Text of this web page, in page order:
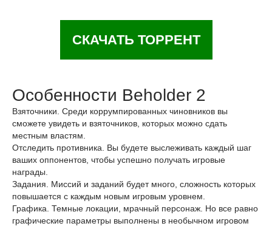
СКАЧАТЬ ТОРРЕНТ
Особенности Beholder 2
Взяточники. Среди коррумпированных чиновников вы
сможете увидеть и взяточников, которых можно сдать
местным властям.
Отследить противника. Вы будете выслеживать каждый шаг
ваших оппонентов, чтобы успешно получать игровые
награды.
Задания. Миссий и заданий будет много, сложность которых
повышается с каждым новым игровым уровнем.
Графика. Темные локации, мрачный персонаж. Но все равно
графические параметры выполнены в необычном игровом